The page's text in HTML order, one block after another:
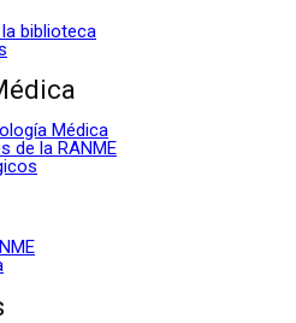
biblioteca
Médica
de la RANME